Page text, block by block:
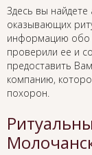
Здесь вы найдете
оказывающих
информацию обо
проверили ее и
предоставить
компанию,
похорон.